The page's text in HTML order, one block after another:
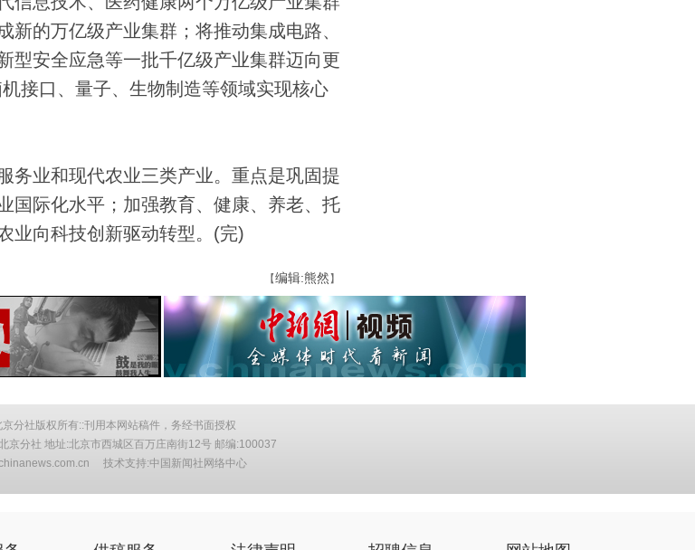
的万亿级产业集群；将推动集成电路、
型安全应急等一批千亿级产业集群迈向更
接口、量子、生物制造等领域实现核心
业和现代农业三类产业。重点是巩固提
国际化水平；加强教育、健康、养老、托
业向科技创新驱动转型。(完)
【编辑:熊然 】
分社版权所有::刊用本网站稿件，务经书面授权
京分社 地址:北京市西城区百万庄南街12号 邮编:100037
技术支持:中国新闻社网络中心